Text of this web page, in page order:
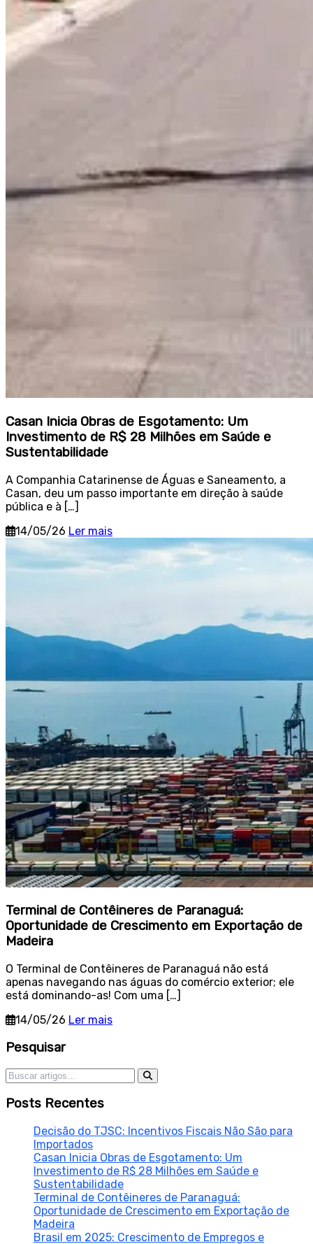
Casan Inicia Obras de Esgotamento: Um
Investimento de R$ 28 Milhões em Saúde e
Sustentabilidade
A Companhia Catarinense de Águas e Saneamento, a
Casan, deu um passo importante em direção à saúde
pública e à […]
14/05/26 Ler mais
Terminal de Contêineres de Paranaguá:
Oportunidade de Crescimento em Exportação de
Madeira
O Terminal de Contêineres de Paranaguá não está
apenas navegando nas águas do comércio exterior; ele
está dominando-as! Com uma […]
14/05/26 Ler mais
Sidebar
Pesquisar
Pesquisar por:
Posts Recentes
Decisão do TJSC: Incentivos Fiscais Não São para
Importados
Casan Inicia Obras de Esgotamento: Um
Investimento de R$ 28 Milhões em Saúde e
Sustentabilidade
Terminal de Contêineres de Paranaguá:
Oportunidade de Crescimento em Exportação de
Madeira
Brasil em 2025: Crescimento de Empregos e